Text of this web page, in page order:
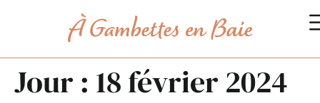
Jour : 18 février 2024